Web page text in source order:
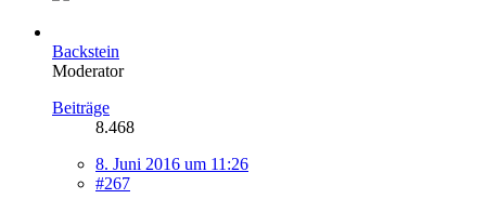
Backstein
Moderator
Beiträge
8.468
8. Juni 2016 um 11:26
#267